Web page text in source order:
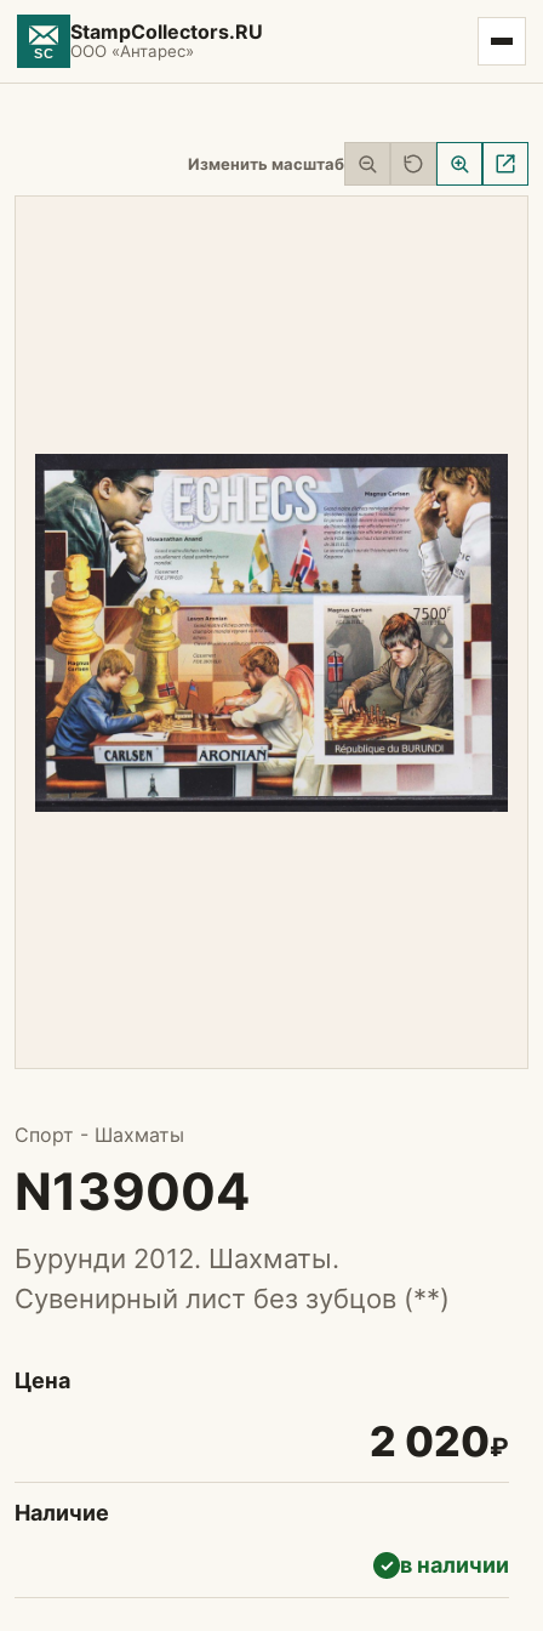
StampCollectors.RU
ООО «Антарес»
Изменить масштаб
Спорт - Шахматы
N139004
Бурунди 2012. Шахматы.
Сувенирный лист без зубцов (**)
Цена
2 020₽
Наличие
✓ в наличии